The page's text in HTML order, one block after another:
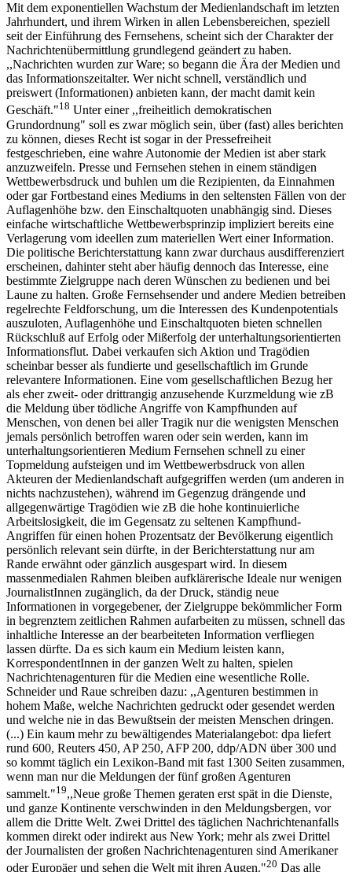
Mit dem exponentiellen Wachstum der Medienlandschaft im letzten
Jahrhundert, und ihrem Wirken in allen Lebensbereichen, speziell
seit der Einführung des Fernsehens, scheint sich der Charakter der
Nachrichtenübermittlung grundlegend geändert zu haben.
,,Nachrichten wurden zur Ware; so begann die Ära der Medien und
das Informationszeitalter. Wer nicht schnell, verständlich und
preiswert (Informationen) anbieten kann, der macht damit kein
Geschäft."18 Unter einer ,,freiheitlich demokratischen
Grundordnung" soll es zwar möglich sein, über (fast) alles berichten
zu können, dieses Recht ist sogar in der Pressefreiheit
festgeschrieben, eine wahre Autonomie der Medien ist aber stark
anzuzweifeln. Presse und Fernsehen stehen in einem ständigen
Wettbewerbsdruck und buhlen um die Rezipienten, da Einnahmen
oder gar Fortbestand eines Mediums in den seltensten Fällen von der
Auflagenhöhe bzw. den Einschaltquoten unabhängig sind. Dieses
einfache wirtschaftliche Wettbewerbsprinzip impliziert bereits eine
Verlagerung vom ideellen zum materiellen Wert einer Information.
Die politische Berichterstattung kann zwar durchaus ausdifferenziert
erscheinen, dahinter steht aber häufig dennoch das Interesse, eine
bestimmte Zielgruppe nach deren Wünschen zu bedienen und bei
Laune zu halten. Große Fernsehsender und andere Medien betreiben
regelrechte Feldforschung, um die Interessen des Kundenpotentials
auszuloten, Auflagenhöhe und Einschaltquoten bieten schnellen
Rückschluß auf Erfolg oder Mißerfolg der unterhaltungsorientierten
Informationsflut. Dabei verkaufen sich Aktion und Tragödien
scheinbar besser als fundierte und gesellschaftlich im Grunde
relevantere Informationen. Eine vom gesellschaftlichen Bezug her
als eher zweit- oder drittrangig anzusehende Kurzmeldung wie zB
die Meldung über tödliche Angriffe von Kampfhunden auf
Menschen, von denen bei aller Tragik nur die wenigsten Menschen
jemals persönlich betroffen waren oder sein werden, kann im
unterhaltungsorientieren Medium Fernsehen schnell zu einer
Topmeldung aufsteigen und im Wettbewerbsdruck von allen
Akteuren der Medienlandschaft aufgegriffen werden (um anderen in
nichts nachzustehen), während im Gegenzug drängende und
allgegenwärtige Tragödien wie zB die hohe kontinuierliche
Arbeitslosigkeit, die im Gegensatz zu seltenen Kampfhund-
Angriffen für einen hohen Prozentsatz der Bevölkerung eigentlich
persönlich relevant sein dürfte, in der Berichterstattung nur am
Rande erwähnt oder gänzlich ausgespart wird. In diesem
massenmedialen Rahmen bleiben aufklärerische Ideale nur wenigen
JournalistInnen zugänglich, da der Druck, ständig neue
Informationen in vorgegebener, der Zielgruppe bekömmlicher Form
in begrenztem zeitlichen Rahmen aufarbeiten zu müssen, schnell das
inhaltliche Interesse an der bearbeiteten Information verfliegen
lassen dürfte. Da es sich kaum ein Medium leisten kann,
KorrespondentInnen in der ganzen Welt zu halten, spielen
Nachrichtenagenturen für die Medien eine wesentliche Rolle.
Schneider und Raue schreiben dazu: ,,Agenturen bestimmen in
hohem Maße, welche Nachrichten gedruckt oder gesendet werden
und welche nie in das Bewußtsein der meisten Menschen dringen.
(...) Ein kaum mehr zu bewältigendes Materialangebot: dpa liefert
rund 600, Reuters 450, AP 250, AFP 200, ddp/ADN über 300 und
so kommt täglich ein Lexikon-Band mit fast 1300 Seiten zusammen,
wenn man nur die Meldungen der fünf großen Agenturen
sammelt."19,,Neue große Themen geraten erst spät in die Dienste,
und ganze Kontinente verschwinden in den Meldungsbergen, vor
allem die Dritte Welt. Zwei Drittel des täglichen Nachrichtenanfalls
kommen direkt oder indirekt aus New York; mehr als zwei Drittel
der Journalisten der großen Nachrichtenagenturen sind Amerikaner
oder Europäer und sehen die Welt mit ihren Augen."20 Das alle